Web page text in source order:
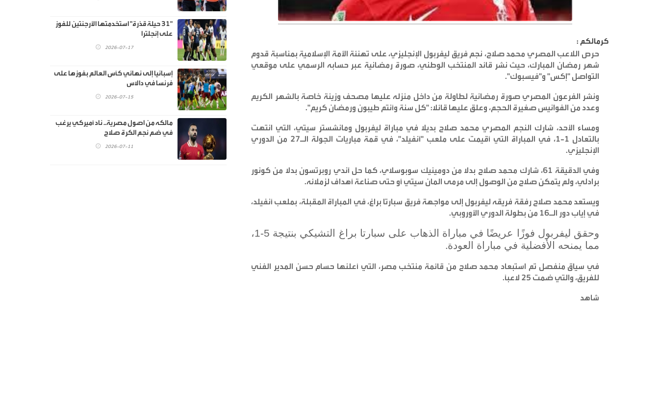
كرمالكم :
حرص اللاعب المصري محمد صلاح، نجم فريق ليفربول الإنجليزي، على تهنئة الأمة الإسلامية بمناسبة قدوم
شهر رمضان المبارك، حيث نشر قائد المنتخب الوطني، صورة رمضانية عبر حسابه الرسمي على موقعي
التواصل "إكس" و"فيسبوك".
ونشر الفرعون المصري صورة رمضانية لطاولة من داخل منزله عليها مصحف وزينة خاصة بالشهر الكريم
وعدد من الفوانيس صغيرة الحجم، وعلق عليها قائلا: "‏كل سنة وأنتم طيبون ورمضان كريم".
ومساء الأحد، شارك النجم المصري محمد صلاح بديلا في مباراة ليفربول ومانشستر سيتي، التي انتهت
بالتعادل 1-1، في المباراة التي أقيمت على ملعب "آنفيلد"، في قمة مباريات الجولة الـ27 من الدوري
الإنجليزي.
وفي الدقيقة 61، شارك محمد صلاح بدلا من دومينيك سوبوسلاي، كما حل آندي روبرتسون بدلا من كونور
برادلي، ولم يتمكن صلاح من الوصول إلى مرمى المان سيتي أو حتى صناعة أهداف لزملائه.
ويستعد محمد صلاح رفقة فريقه ليفربول إلى مواجهة فريق سبارتا براغ، في المباراة المقبلة، بملعب أنفيلد،
في إياب دور الـ16 من بطولة الدوري الأوروبي
.
وحقق ليفربول فوزًا عريضًا في مباراة الذهاب على سبارتا براغ التشيكي بنتيجة 5-1،
مما يمنحه الأفضلية في مباراة العودة.
في سياق منفصل تم استبعاد محمد صلاح من قائمة منتخب مصر، التي أعلنها حسام حسن المدير الفني
للفريق، والتي ضمت 25 لاعبًا
.
شاهد
"31 حيلة قذرة" استخدمتها الأرجنتين للفوز
على إنجلترا
2026-07-17
إسبانيا إلى نهائي كأس العالم بفوزها على
فرنسا في دالاس
2026-07-15
مالكه من اصول مصرية.. ناد أميركي يرغب
في ضم نجم الكرة صلاح
2026-07-11